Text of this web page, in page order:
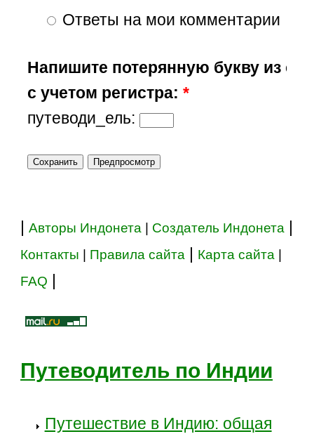
Ответы на мои комментарии
Напишите потерянную букву из
с учетом регистра:*
путеводи_ель:
|Авторы Индонета Создатель Индонета
Контакты Правила сайта Карта сайта
FAQ
Путеводитель по Индии
Путешествие в Индию: общая